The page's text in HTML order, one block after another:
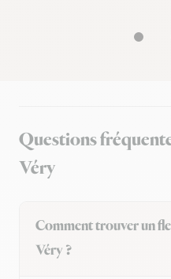
Questions
Véry
Comment trouver un
Véry ?